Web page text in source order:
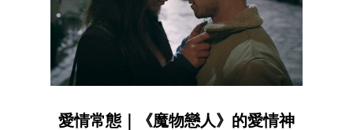
愛情常態｜《魔物戀人》的愛情神